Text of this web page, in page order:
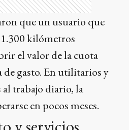
que un usuario que
kilómetros
el valor de la cuota
de gasto. En utilitarios y
trabajo diario, la
en pocos meses.